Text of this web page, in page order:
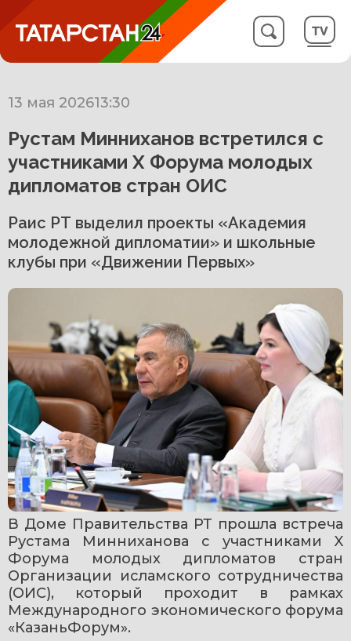
13 мая 202613:30
Рустам Минниханов встретился с
участниками X Форума молодых
дипломатов стран ОИС
Раис РТ выделил проекты «Академия
молодежной дипломатии» и школьные
клубы при «Движении Первых»
В Доме Правительства РТ прошла встреча
Рустама Минниханова с участниками X
Форума молодых дипломатов стран
Организации исламского сотрудничества
(ОИС), который проходит в рамках
Международного экономического форума
«КазаньФорум».